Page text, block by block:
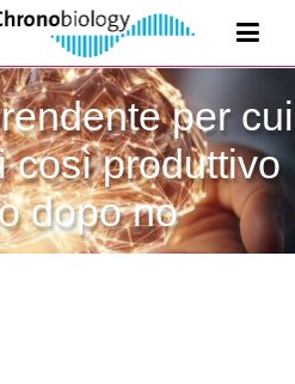
per cui
così produttivo
dopo no